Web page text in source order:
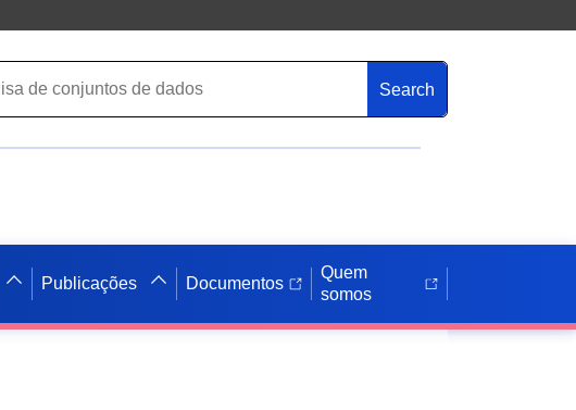
Search
Publicações Documentos
Quem
somos